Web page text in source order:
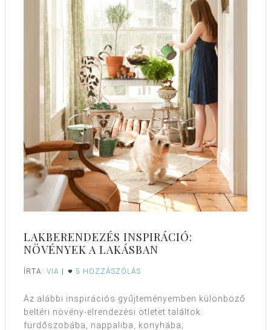
LAKBERENDEZÉS INSPIRÁCIÓ:
NÖVÉNYEK A LAKÁSBAN
ÍRTA: VIA | 5 HOZZÁSZÓLÁS
Az alábbi inspirációs gyűjteményemben különböző
beltéri növény-elrendezési ötletet találtok:
fürdőszobába, nappaliba, konyhába;